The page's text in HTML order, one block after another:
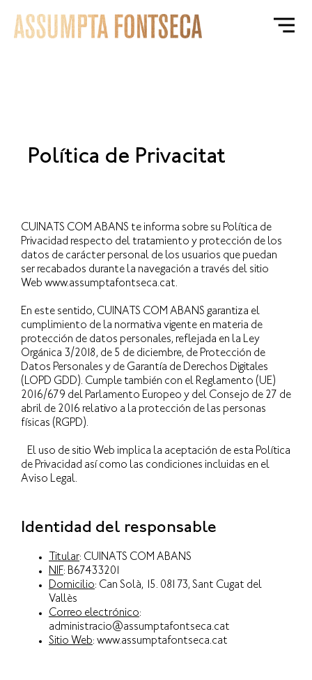
Política de Privacitat
CUINATS COM ABANS te informa sobre su Política de
Privacidad respecto del tratamiento y protección de los
datos de carácter personal de los usuarios que puedan
ser recabados durante la navegación a través del sitio
Web www.assumptafontseca.cat.
En este sentido, CUINATS COM ABANS garantiza el
cumplimiento de la normativa vigente en materia de
protección de datos personales, reflejada en la Ley
Orgánica 3/2018, de 5 de diciembre, de Protección de
Datos Personales y de Garantía de Derechos Digitales
(LOPD GDD). Cumple también con el Reglamento (UE)
2016/679 del Parlamento Europeo y del Consejo de 27 de
abril de 2016 relativo a la protección de las personas
físicas (RGPD).
El uso de sitio Web implica la aceptación de esta Política
de Privacidad así como las condiciones incluidas en el
Aviso Legal.
Identidad del responsable
Titular: CUINATS COM ABANS
NIF: B67433201
Domicilio: Can Solà, 15. 08173, Sant Cugat del
Vallès
Correo electrónico:
administracio@assumptafontseca.cat
Sitio Web: www.assumptafontseca.cat